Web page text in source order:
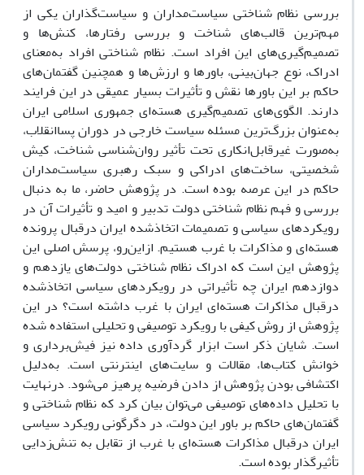
بررسی نظام شناختی سیاست‌مداران و سیاست‌گذاران یکی از
مهم‌ترین قالب‌های شناخت و بررسی رفتارها، کنش‌ها و
تصمیم‌گیری‌های این افراد است. نظام شناختی افراد به‌معنای
ادراک، نوع جهان‌بینی، باورها و ارزش‌ها و همچنین گفتمان‌های
حاکم بر این باورها نقش و تأثیرات بسیار عمیقی در این فرایند
دارند. الگوی‌های تصمیم‌گیری هسته‌ای جمهوری اسلامی ایران
به‌عنوان بزرگ‌ترین مسئله سیاست خارجی در دوران پساانقلاب،
به‌صورت غیرقابل‌انکاری تحت تأثیر روان‌شناسی شناخت، کیش
شخصیتی، ساخت‌های ادراکی و سبک رهبری سیاست‌مداران
حاکم در این عرصه بوده است. در پژوهش حاضر، ما به دنبال
بررسی و فهم نظام شناختی دولت تدبیر و امید و تأثیرات آن در
رویکردهای سیاسی و تصمیمات اتخاذشده ایران درقبال پرونده
هسته‌ای و مذاکرات با غرب هستیم. ازاین‌رو، پرسش اصلی این
پژوهش این است که ادراک نظام شناختی دولت‌های یازدهم و
دوازدهم ایران چه تأثیراتی در رویکرد‌های سیاسی اتخاذشده
درقبال مذاکرات هسته‌ای ایران با غرب داشته است؟ در این
پژوهش از روش کیفی با رویکرد توصیفی و تحلیلی استفاده شده
است. شایان ذکر است ابزار گردآوری داده نیز فیش‌برداری و
خوانش کتاب‌ها، مقالات و سایت‌های اینترنتی است. به‌دلیل
اکتشافی بودن پژوهش از دادن فرضیه پرهیز می‌شود. درنهایت
با تحلیل داده‌های توصیفی می‌توان بیان کرد که نظام شناختی و
گفتمان‌های حاکم بر باور این دولت، در دگرگونی رویکرد سیاسی
ایران درقبال مذاکرات هسته‌ای با غرب از تقابل به تنش‌زدایی
تأثیرگذار بوده است.